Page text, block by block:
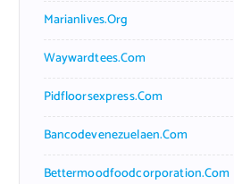
Marianlives.org
Waywardtees.com
Pidfloorsexpress.com
Bancodevenezuelaen.com
Bettermoodfoodcorporation.com